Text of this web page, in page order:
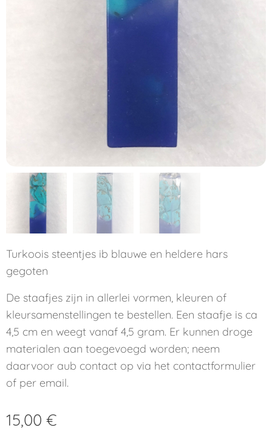
Turkoois steentjes ib blauwe en heldere hars
gegoten
De staafjes zijn in allerlei vormen, kleuren of
kleursamenstellingen te bestellen. Een staafje is ca
4,5 cm en weegt vanaf 4,5 gram. Er kunnen droge
materialen aan toegevoegd worden; neem
daarvoor aub contact op via het contactformulier
of per email.
15,00 €